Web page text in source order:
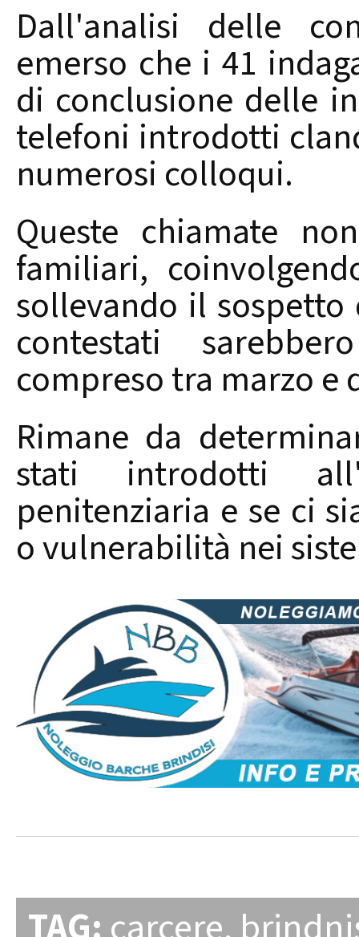
Dall'analisi delle
emerso che i 41
di conclusione delle
telefoni introdotti
numerosi colloqui.
Queste chiamate
familiari,
sollevando il
contestati
compreso tra marzo e
Rimane da
stati introdotti
penitenziaria e se ci
o vulnerabilità nei